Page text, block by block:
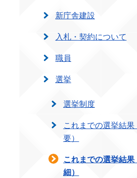
新庁舎建設
入札・契約について
職員
選挙
選挙制度
これまでの選挙結果
要）
これまでの選挙結果
細）